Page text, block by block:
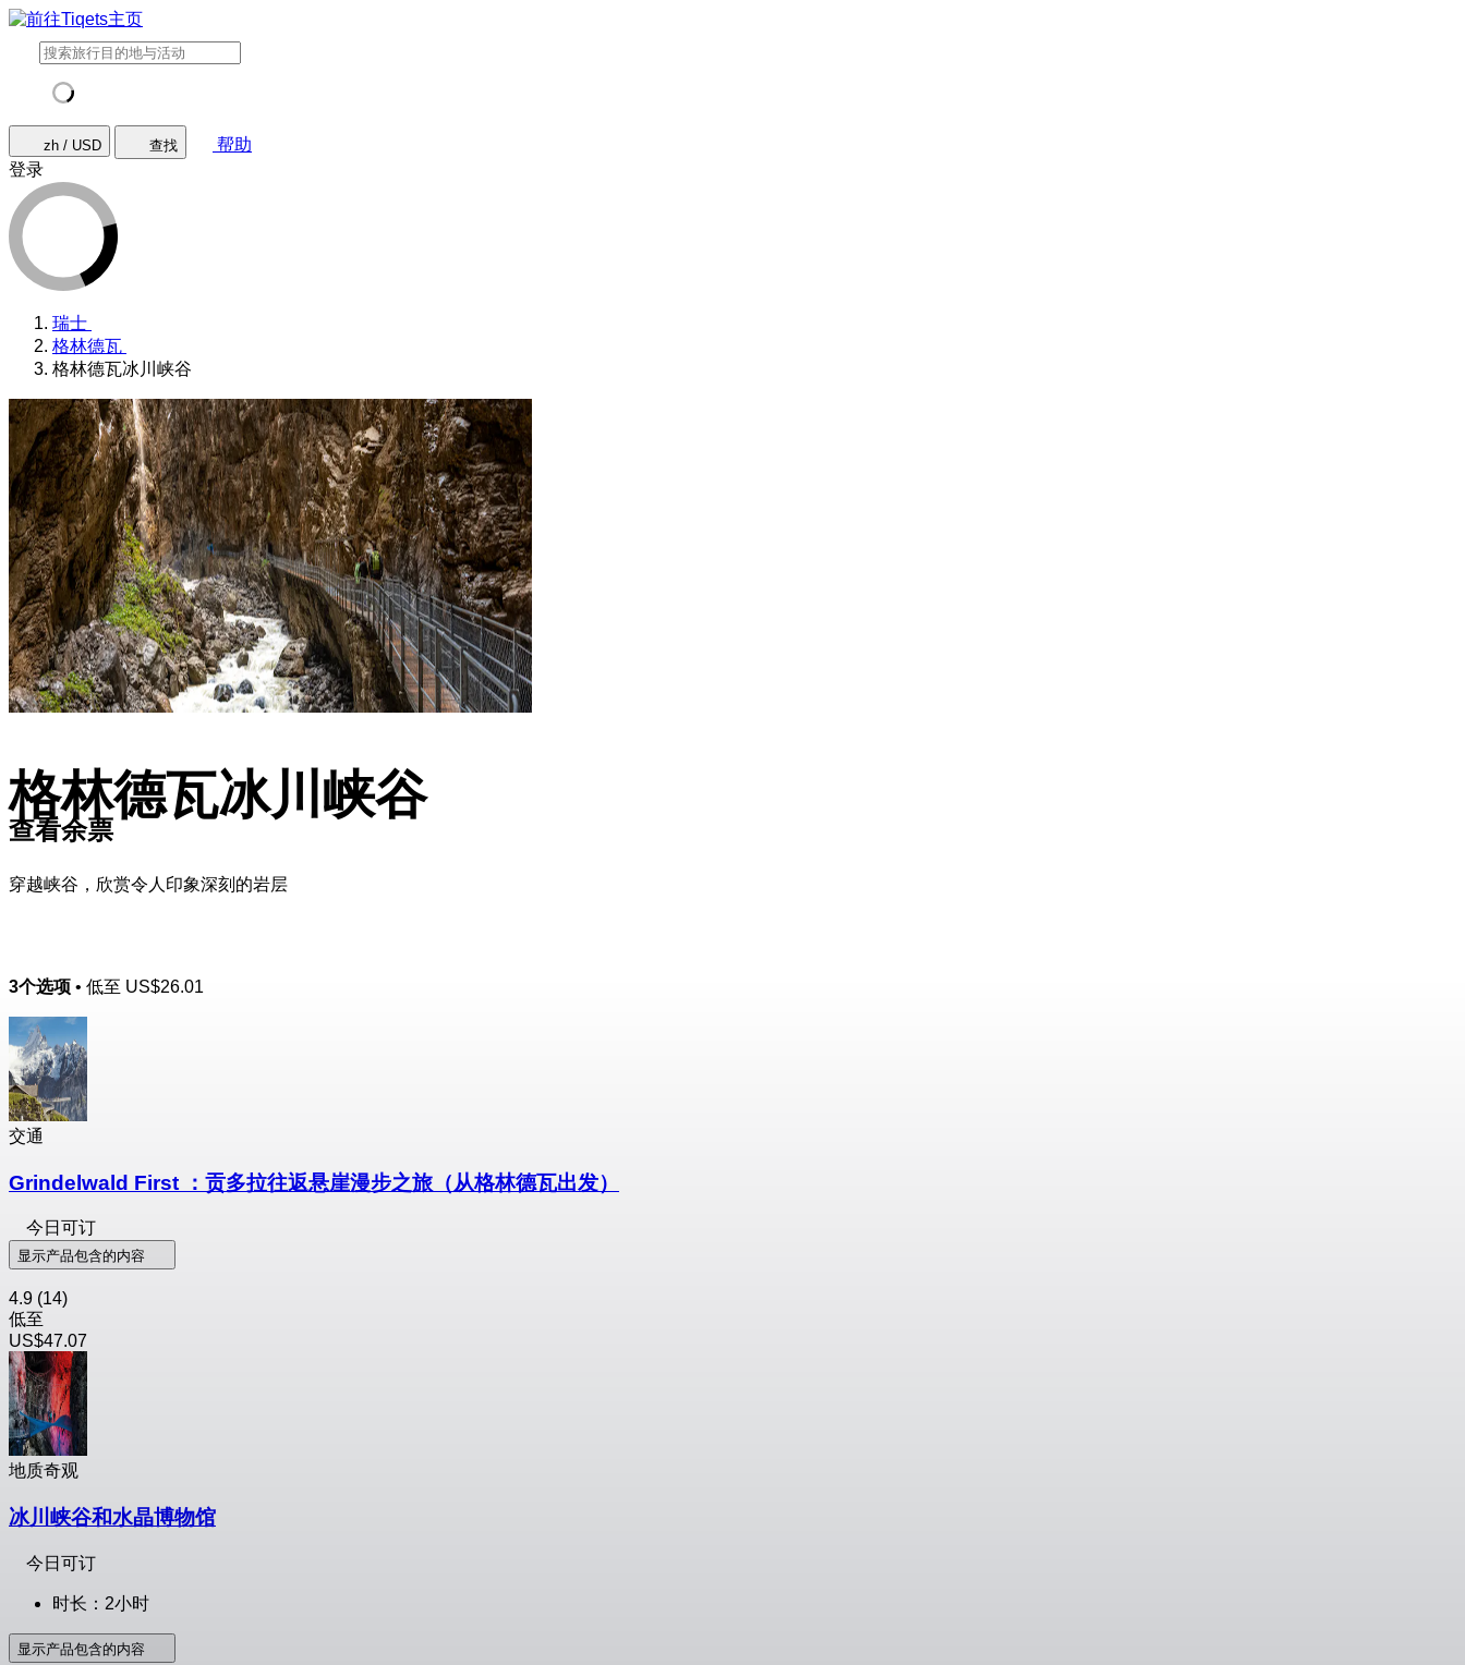
zh / USD 查找
帮助
登录
瑞士
格林德瓦
格林德瓦冰川峡谷
格林德瓦冰川峡谷
穿越峡谷，欣赏令人印象深刻的岩层
查看余票
3个选项 • 低至 US$26.01
交通
Grindelwald First ：贡多拉往返悬崖漫步之旅（从格林德瓦出发）
今日可订
显示产品包含的内容
4.9 (14)
低至
US$47.07
地质奇观
冰川峡谷和水晶博物馆
今日可订
时长：2小时
显示产品包含的内容